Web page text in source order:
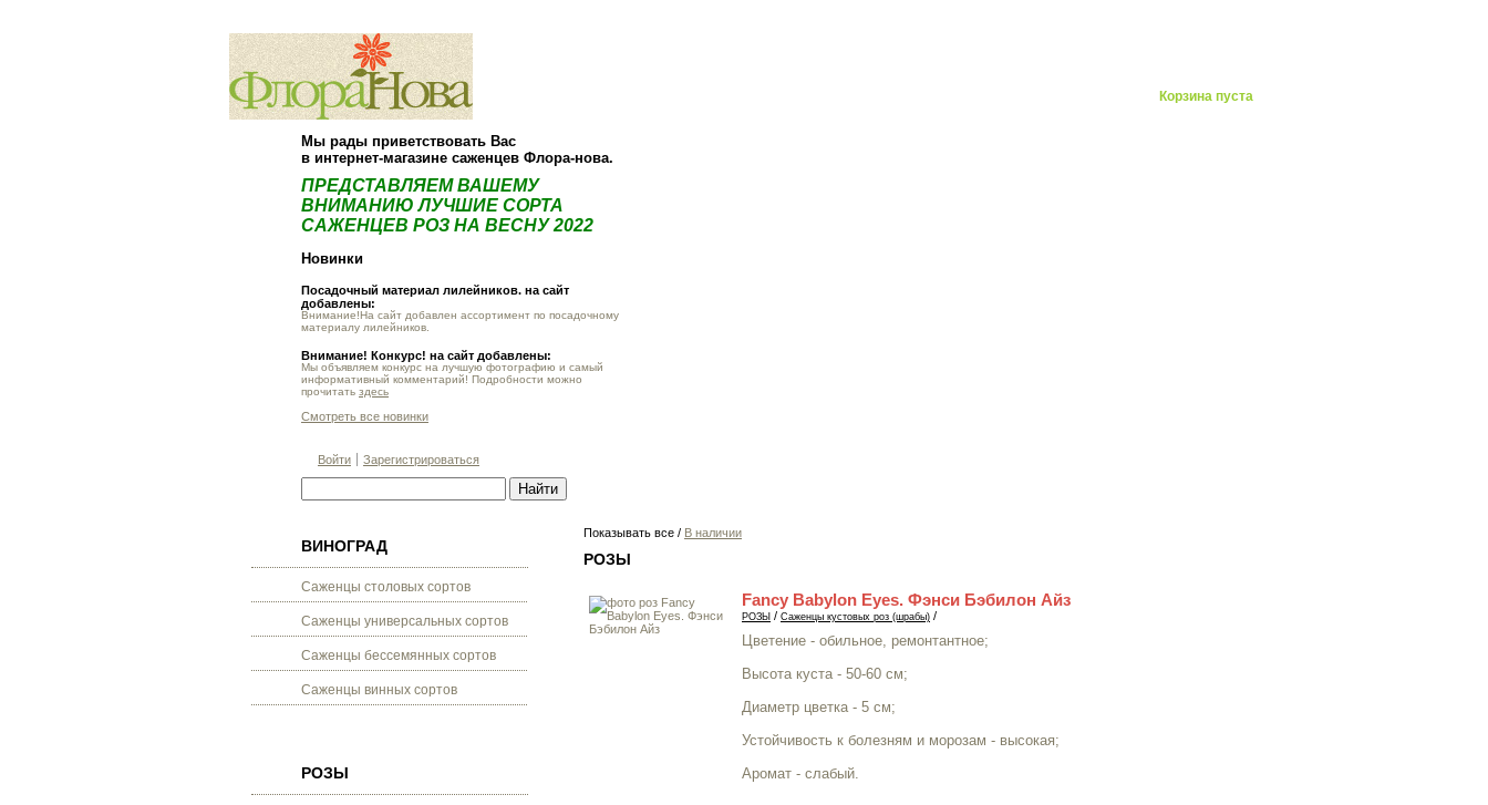
Корзина пуста
Мы рады приветствовать Вас
в интернет-магазине саженцев Флора-нова.
ПРЕДСТАВЛЯЕМ ВАШЕМУ
ВНИМАНИЮ ЛУЧШИЕ СОРТА
САЖЕНЦЕВ РОЗ НА ВЕСНУ 2022
Новинки
Посадочный материал лилейников. на сайт
добавлены:
Внимание!На сайт добавлен ассортимент по посадочному
материалу лилейников.
Внимание! Конкурс! на сайт добавлены:
Мы объявляем конкурс на лучшую фотографию и самый
информативный комментарий! Подробности можно
прочитать здесь
Смотреть все новинки
Войти Зарегистрироваться
ВИНОГРАД
Саженцы столовых сортов
Саженцы универсальных сортов
Саженцы бессемянных сортов
Саженцы винных сортов
РОЗЫ
Показывать все / В наличии
РОЗЫ
Fancy Babylon Eyes. Фэнси Бэбилон Айз
РОЗЫ / Саженцы кустовых роз (шрабы) /
Цветение - обильное, ремонтантное;
Высота куста - 50-60 см;
Диаметр цветка - 5 см;
Устойчивость к болезням и морозам - высокая;
Аромат - слабый.